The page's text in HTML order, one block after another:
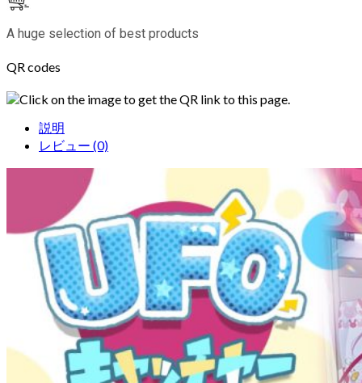
A huge selection of best products
QR codes
Click on the image to get the QR link to this page.
説明
レビュー (0)